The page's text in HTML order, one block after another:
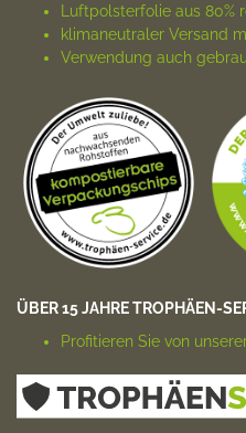
Luftpolsterfolie aus 80%
klimaneutraler Versand
Verwendung auch
ÜBER 15 JAHRE TROPHÄEN-
Profitieren Sie von